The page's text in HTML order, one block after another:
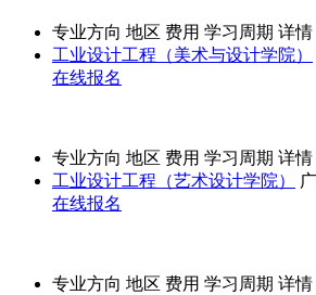
专业方向 地区 费用 学习周期 详情
工业设计工程（美术与设计学院）
在线报名
专业方向 地区 费用 学习周期 详情
工业设计工程（艺术设计学院）
在线报名
专业方向 地区 费用 学习周期 详情